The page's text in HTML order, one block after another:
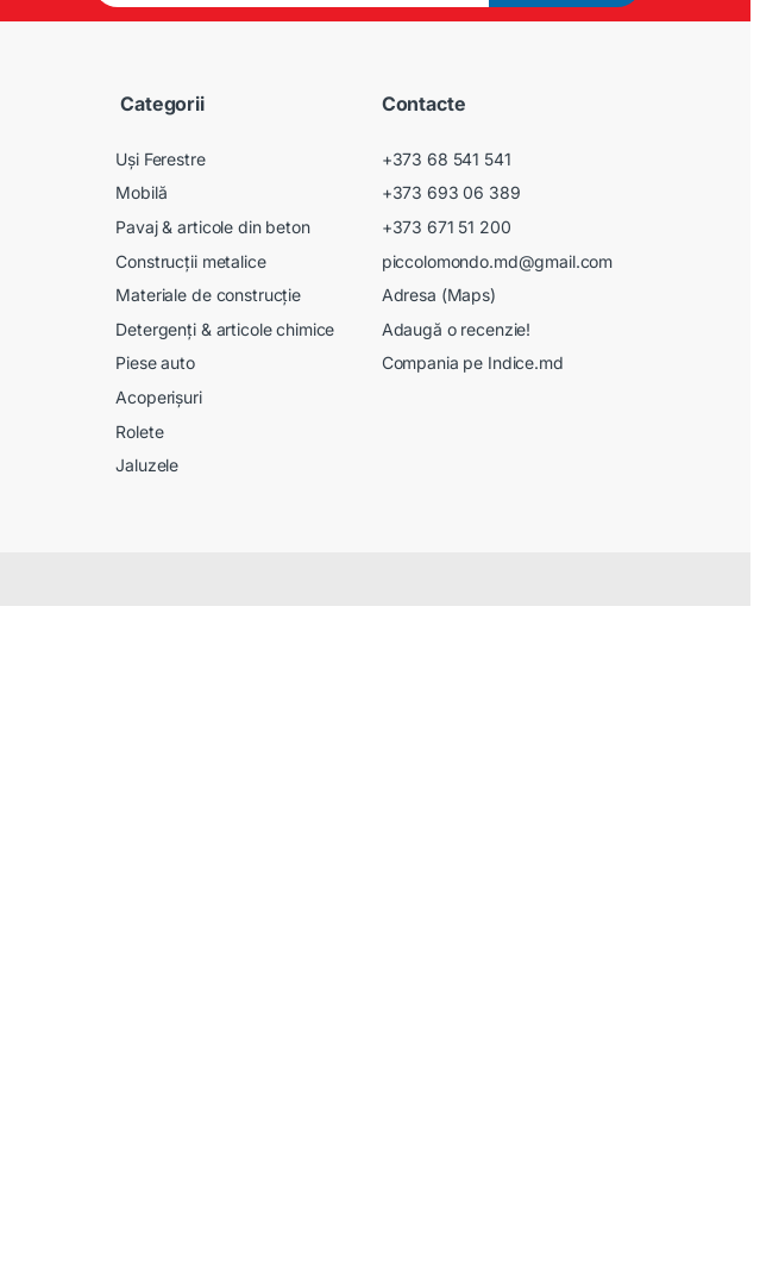
Categorii
Uși Ferestre
Mobilă
Pavaj & articole din beton
Construcții metalice
Materiale de construcție
Detergenți & articole chimice
Piese auto
Acoperișuri
Rolete
Jaluzele
Contacte
+373 68 541 541
+373 693 06 389
+373 671 51 200
piccolomondo.md@gmail.com
Adresa (Maps)
Adaugă o recenzie!
Compania pe Indice.md